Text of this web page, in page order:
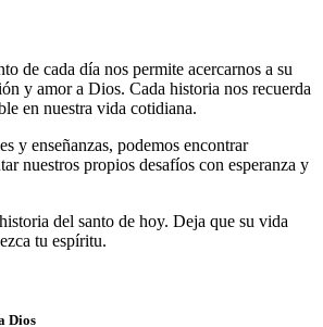
de cada día nos permite acercarnos a su
y amor a Dios. Cada historia nos recuerda
en nuestra vida cotidiana.
y enseñanzas, podemos encontrar
nuestros propios desafíos con esperanza y
del santo de hoy. Deja que su vida
tu espíritu.
Dios